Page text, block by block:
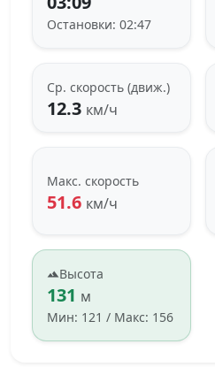
Остановки: 02:47
Ср. скорость (движ.)
12.3 км/ч
Макс. скорость
51.6 км/ч
Высота
131 м
Мин: 121 / Макс: 156